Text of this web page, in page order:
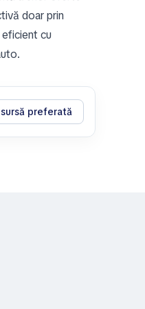
doar prin
cu
preferată